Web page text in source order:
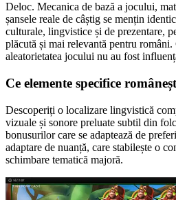
Deloc. Mecanica de bază a jocului,
șansele reale de câștig se mențin
culturale, lingvistice și de prezentare,
plăcută și mai relevantă pentru
aleatorietatea jocului nu au fost
Ce elemente specifice
Descoperiți o localizare lingvistică
vizuale și sonore preluate subtil din
bonusurilor care se adaptează de
adaptare de nuanță, care stabilește o
schimbare tematică majoră.